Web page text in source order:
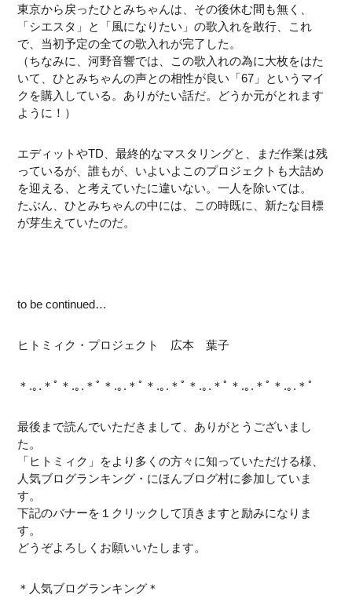
東京から戻ったひとみちゃんは、その後休む間も無く、
「シエスタ」と「風になりたい」の歌入れを敢行、これ
で、当初予定の全ての歌入れが完了した。
（ちなみに、河野音響では、この歌入れの為に大枚をはた
いて、ひとみちゃんの声との相性が良い「67」というマイ
クを購入している。ありがたい話だ。どうか元がとれます
ように！）
エディットやTD、最終的なマスタリングと、まだ作業は残
っているが、誰もが、いよいよこのプロジェクトも大詰め
を迎える、と考えていたに違いない。一人を除いては。
たぶん、ひとみちゃんの中には、この時既に、新たな目標
が芽生えていたのだ。
to be continued…
ヒトミィク・プロジェクト 広本 葉子
＊.｡.＊ﾟ＊.｡.＊ﾟ＊.｡.＊ﾟ＊.｡.＊ﾟ＊.｡.＊ﾟ＊.｡.＊ﾟ＊.｡.＊ﾟ
最後まで読んでいただきまして、ありがとうございまし
た。
「ヒトミィク」をより多くの方々に知っていただける様、
人気ブログランキング・にほんブログ村に参加していま
す。
下記のバナーを１クリックして頂きますと励みになりま
す。
どうぞよろしくお願いいたします。
＊人気ブログランキング＊